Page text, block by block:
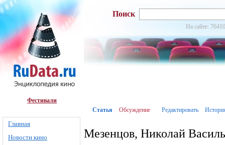
Фестивали
Главная
Новости кино
Поиск
На сайте:
Статья Обсуждение Редактировать
Мезенцов, Николай